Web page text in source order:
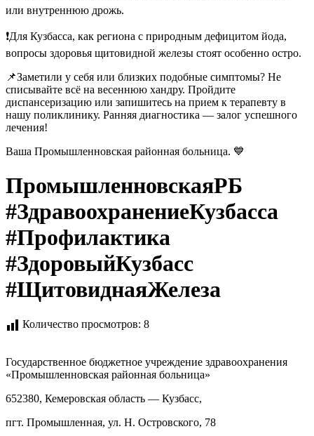
или внутреннюю дрожь.
❗️Для Кузбасса, как региона с природным дефицитом йода,
вопросы здоровья щитовидной железы стоят особенно остро.
📌Заметили у себя или близких подобные симптомы? Не
списывайте всё на весеннюю хандру. Пройдите
диспансеризацию или запишитесь на прием к терапевту в
нашу поликлинику. Ранняя диагностика — залог успешного
лечения!
Ваша Промышленновская районная больница. 💙
ПромышленновскаяРБ
#ЗдравоохранениеКузбасса
#Профилактика
#ЗдоровыйКузбасс
#ЩитовиднаяЖелеза
Количество просмотров: 8
Государственное бюджетное учреждение здравоохранения
«Промышленновская районная больница»
652380, Кемеровская область — Кузбасс,
пгт. Промышленная, ул. Н. Островского, 78